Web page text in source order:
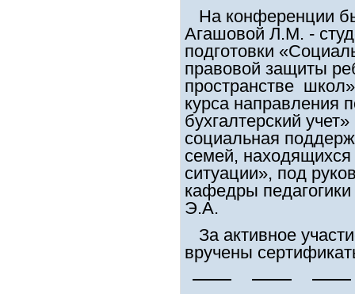
На конференции
Агашовой Л.М. -
подготовки
правовой защиты
пространстве
курса направления
бухгалтерский учет»
социальная
семей,
ситуации», под
кафедры
Э.А.
За активное
вручены